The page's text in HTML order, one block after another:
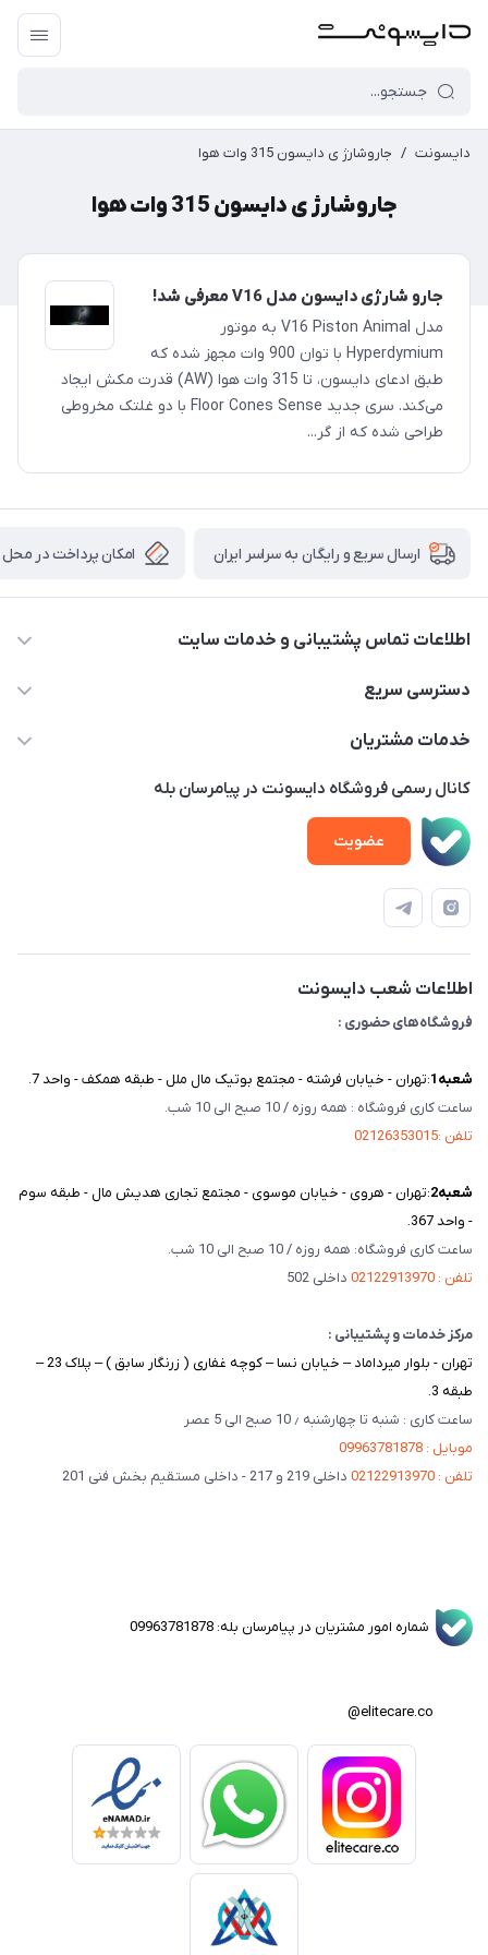
دایسونت / جاروشارژ ی دایسون 315 وات هوا
جاروشارژ ی دایسون 315 وات هوا
جارو شارژی دایسون مدل V16 معرفی شد!
مدل V16 Piston Animal به موتور
Hyperdymium با توان 900 وات مجهز شده که
طبق ادعای دایسون، تا 315 وات هوا (AW) قدرت مکش ایجاد
می‌کند. سری جدید Floor Cones Sense با دو غلتک مخروطی
طراحی شده که از گر...
ارسال سریع و رایگان به سراسر ایران امکان پرداخت در محل
اطلاعات تماس پشتیبانی و خدمات سایت
02122913970 داخلی 219
پلاک 23 – طبقه 3
دسترسی سریع
خانه
ویدئو‌های آموزشی
دفترچه راهنمای محصولات
درباره ما
تماس با ما
خدمات مشتریان
امور مشتریان
حساب کاربری
قوانین و مقررات
کانال رسمی فروشگاه دایسونت در پیامرسان بله
عضویت
اطلاعات شعب دایسونت
فروشگاه‌های حضوری :
شعبه‌1 :تهران - خیابان فرشته - مجتمع بوتیک مال ملل - طبقه همکف - واحد 7.
ساعت کاری فروشگاه : همه روزه / 10 صبح الی 10 شب.
تلفن :02126353015
شعبه‌2 :تهران - هروی - خیابان موسوی - مجتمع تجاری هدیش مال - طبقه سوم
- واحد 367.
ساعت کاری فروشگاه: همه روزه / 10 صبح الی 10 شب.
تلفن : 02122913970
داخلی 502
مرکز خدمات و پشتیبانی :
تهران - بلوار میرداماد – خیابان نسا – کوچه غفاری ( زرنگار سابق ) – پلاک 23 –
طبقه 3.
ساعت کاری : شنبه تا چهارشنبه ٫ 10 صبح الی 5 عصر
موبایل : 09963781878
تلفن : 02122913970
داخلی 219 و 217 - داخلی مستقیم بخش فنی 201
شماره امور مشتریان در پیامرسان بله: 09963781878